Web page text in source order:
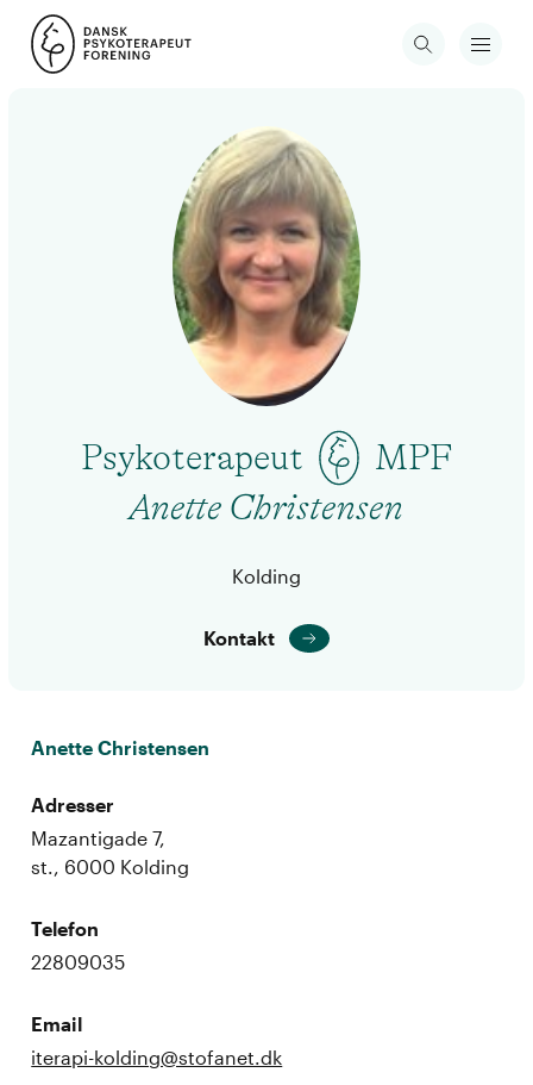
Psykoterapeut
MPF
Anette Christensen
Kolding
Kontakt
Anette Christensen
Adresser
Mazantigade 7,
st., 6000 Kolding
Telefon
22809035
Email
iterapi-kolding@stofanet.dk